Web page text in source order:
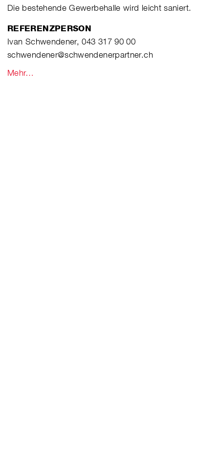
Die bestehende Gewerbehalle wird leicht saniert.
REFERENZPERSON
Ivan Schwendener, 043 317 90 00
schwendener@schwendenerpartner.ch
Mehr…